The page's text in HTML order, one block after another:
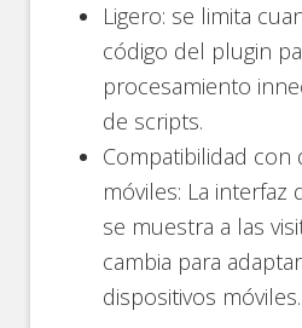
Ligero: se limita
código del plugin
procesamiento
de scripts.
Compatibilidad con
móviles: La
se muestra a las
cambia para
dispositivos móviles.